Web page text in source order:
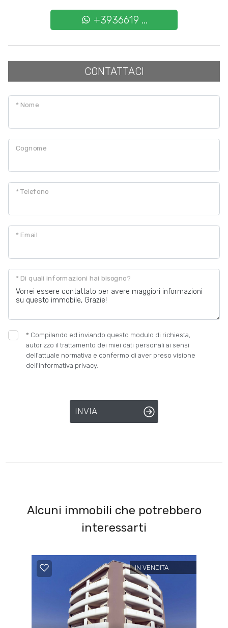
+3936619 ...
CONTATTACI
* Nome
Cognome
* Telefono
* Email
* Di quali informazioni hai bisogno?
* Compilando ed inviando questo modulo di richiesta,
autorizzo il trattamento dei miei dati personali ai sensi
dell'attuale normativa e confermo di aver preso visione
dell'informativa privacy.
INVIA
Alcuni immobili che potrebbero
interessarti
IN VENDITA
Ascensore
Nuova costruzione
Lusso